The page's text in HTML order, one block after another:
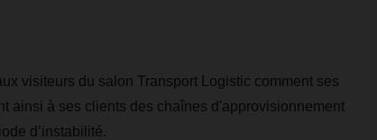
visiteurs du salon Transport Logistic comment ses
ainsi à ses clients des chaînes d'approvisionnement
d’instabilité.